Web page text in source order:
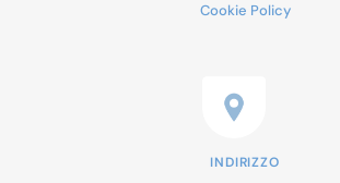
Cookie Policy
INDIRIZZO